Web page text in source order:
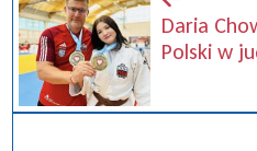
Daria
Polski w